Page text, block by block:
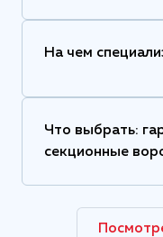
На чем
Что выбрать:
секционные